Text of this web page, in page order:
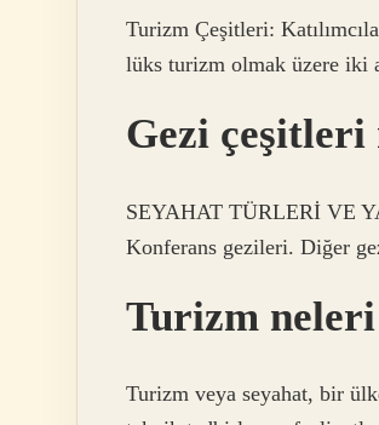
Turizm Çeşitleri:
lüks turizm olmak üzere iki
Gezi
SEYAHAT TÜRLERİ VE
Konferans gezileri. Diğer
Turizm
Turizm veya seyahat, bir